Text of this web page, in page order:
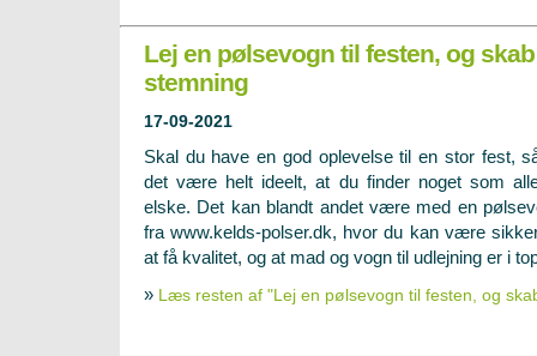
Lej en pølsevogn til festen, og
stemning
17-09-2021
Skal du have en god oplevelse til en stor fest,
det være helt ideelt, at du finder noget som
elske. Det kan blandt andet være med en
fra www.kelds-polser.dk, hvor du kan være
at få kvalitet, og at mad og vogn til udlejning er i
» Læs resten af "Lej en pølsevogn til festen, og